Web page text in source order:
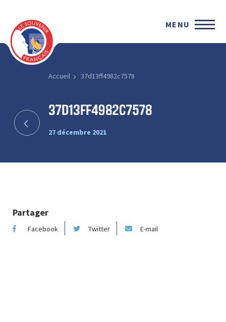
MENU
Accueil 37d13ff4982c7578
37d13ff4982c7578
27 décembre 2021
Partager
Facebook Twitter E-mail